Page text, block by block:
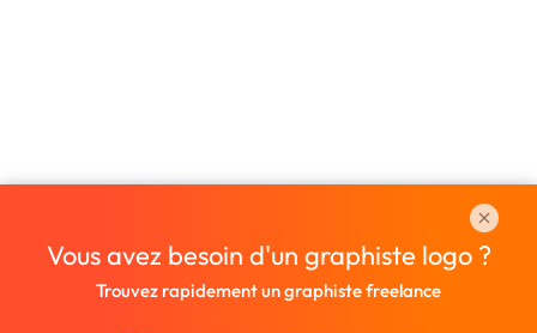
Vous avez besoin d'un graphiste logo ?
Trouvez rapidement un graphiste freelance